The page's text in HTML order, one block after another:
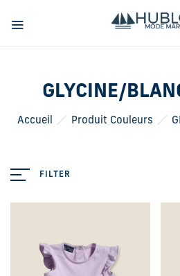
GLYCINE/
Accueil Produit Couleurs
FILTER
Panneau de gestion des cookies